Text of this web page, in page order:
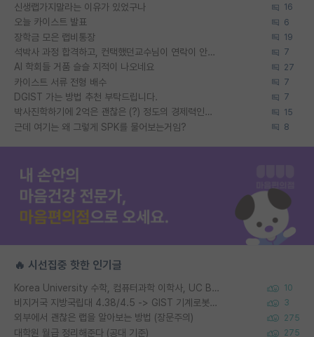
신생랩가지말라는 이유가 있었구나 16
오늘 카이스트 발표 6
장학금 모은 랩비통장 19
석박사 과정 합격하고, 컨택했던교수님이 연락이 안됩니다... 7
AI 학회들 거품 슬슬 지적이 나오네요 27
카이스트 서류 전형 배수 7
DGIST 가는 방법 추천 부탁드립니다. 7
박사진학하기에 2억은 괜찮은 (?) 정도의 경제력인가요 15
근데 여기는 왜 그렇게 SPK를 물어보는거임? 8
🔥 시선집중 핫한 인기글
Korea University 수학, 컴퓨터과학 이학사, UC Berkeley 산업공학 대학원 공학박사가 되는 것은 쉽지 않겠죠? 10
비지거국 지방국립대 4.38/4.5 -> GIST 기계로봇공학과 석사 3
외부에서 괜찮은 랩을 알아보는 방법 (장문주의) 275
대학원 월급 정리해준다 (공대 기준) 275